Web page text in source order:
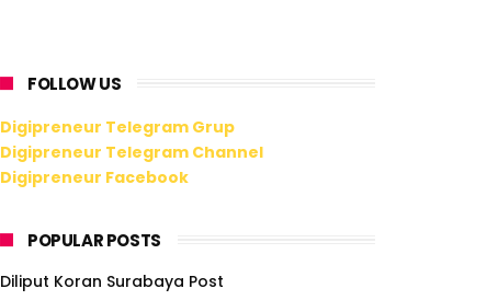
FOLLOW US
Digipreneur Telegram Grup
Digipreneur Telegram Channel
Digipreneur Facebook
POPULAR POSTS
Diliput Koran Surabaya Post